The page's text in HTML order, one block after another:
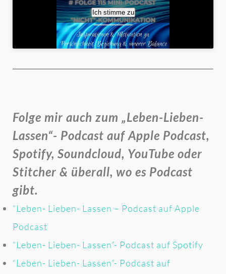
Ich stimme zu
Folge mir auch zum „Leben-Lieben-
Lassen“- Podcast auf Apple Podcast,
Spotify, Soundcloud, YouTube oder
Stitcher & überall, wo es Podcast
gibt.
“Leben- Lieben- Lassen – Podcast auf Apple
Podcast
“Leben- Lieben- Lassen”- Podcast auf Spotify
“Leben- Lieben- Lassen”- Podcast auf